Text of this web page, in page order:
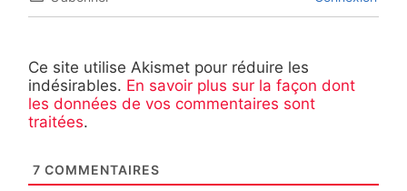
Ce site utilise Akismet pour réduire les
indésirables. En savoir plus sur la façon dont
les données de vos commentaires sont
traitées.
7 COMMENTAIRES